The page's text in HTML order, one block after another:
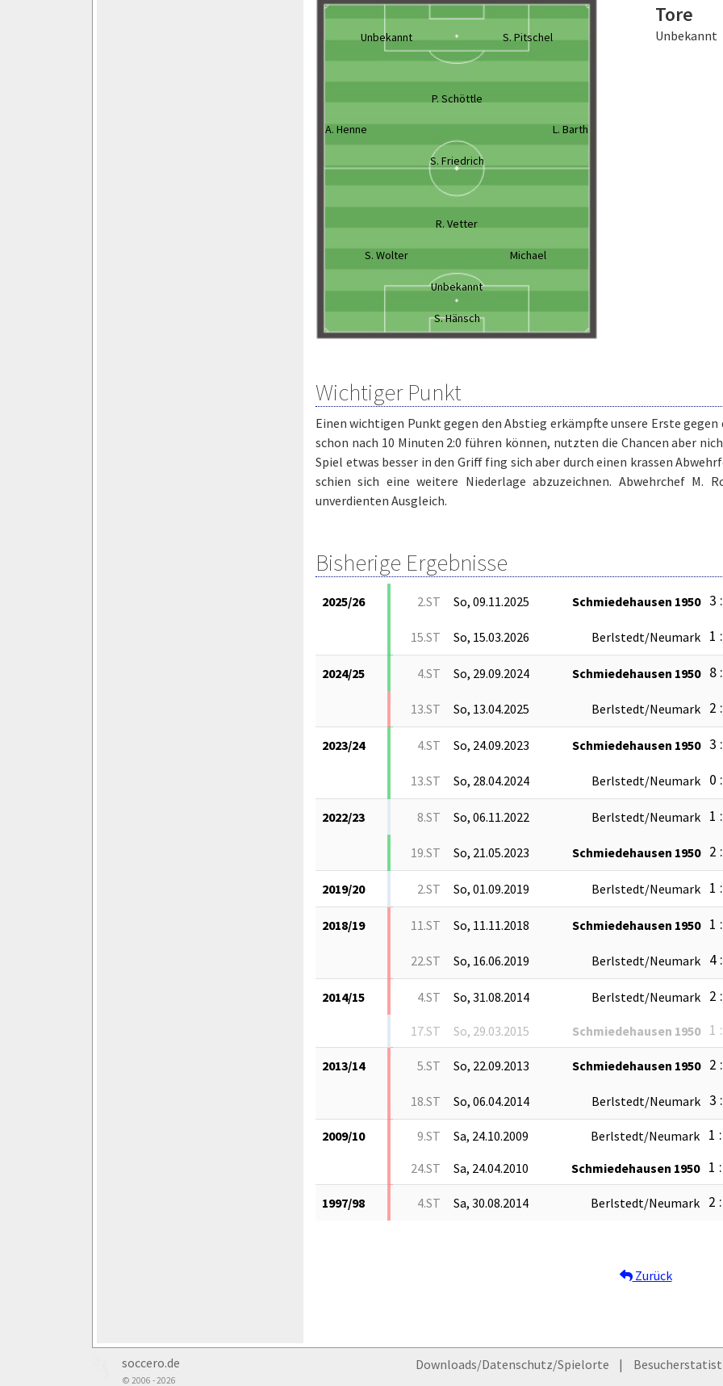
Unbekannt S. Pitschel
P. Schöttle
A. Henne L. Barth
S. Friedrich
R. Vetter
S. Wolter Michael
Unbekannt
S. Hänsch
Tore
Unbekannt
Wichtiger Punkt
Einen wichtigen Punkt gegen den Abstieg erkämpfte unsere Erste
schon nach 10 Minuten 2:0 führen können, nutzten die Chancen aber
Spiel etwas besser in den Griff fing sich aber durch einen krassen
schien sich eine weitere Niederlage abzuzeichnen. Abwehrchef
unverdienten Ausgleich.
Bisherige Ergebnisse
2025/26 2.ST So, 09.11.2025 Schmiedehausen 1950 3
15.ST So, 15.03.2026 Berlstedt/Neumark 1
2024/25 4.ST So, 29.09.2024 Schmiedehausen 1950 8
13.ST So, 13.04.2025 Berlstedt/Neumark 2
2023/24 4.ST So, 24.09.2023 Schmiedehausen 1950 3
13.ST So, 28.04.2024 Berlstedt/Neumark 0
2022/23 8.ST So, 06.11.2022 Berlstedt/Neumark 1
19.ST So, 21.05.2023 Schmiedehausen 1950 2
2019/20 2.ST So, 01.09.2019 Berlstedt/Neumark 1
2018/19 11.ST So, 11.11.2018 Schmiedehausen 1950 1
22.ST So, 16.06.2019 Berlstedt/Neumark 4
2014/15 4.ST So, 31.08.2014 Berlstedt/Neumark 2
17.ST So, 29.03.2015 Schmiedehausen 1950 1
2013/14 5.ST So, 22.09.2013 Schmiedehausen 1950 2
18.ST So, 06.04.2014 Berlstedt/Neumark 3
2009/10 9.ST Sa, 24.10.2009 Berlstedt/Neumark 1
24.ST
Sa, 24.04.2010 Schmiedehausen 1950 1
1997/98 4.ST Sa, 30.08.2014 Berlstedt/Neumark 2
Zurück
soccero.de
© 2006 - 2026
Downloads/Datenschutz/Spielorte